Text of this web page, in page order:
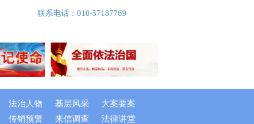
传销预警 来信调查 法律讲堂
联系电话：010-57187769
法治人物 基层风采 大案要案